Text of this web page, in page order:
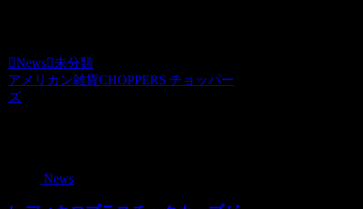
News 未分類
アメリカン雑貨CHOPPERS チョッパー
ズ
News